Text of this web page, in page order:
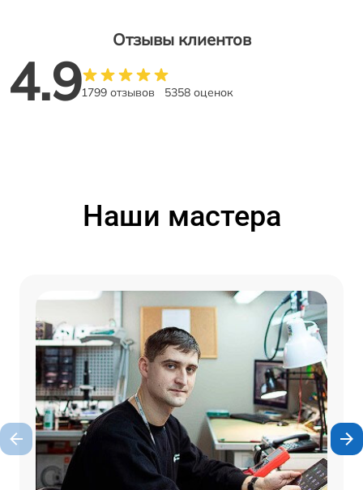
Отзывы клиентов
4.91799 отзывов 5358 оценок
Наши мастера